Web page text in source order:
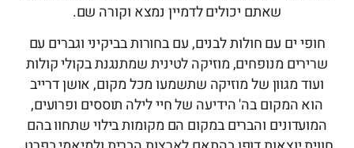
שאתם יכולים לדמיין נמצא וקורה שם.
חופי ים עם חולות לבנים, עם בחורות בביקיני וגברים עם
שרירים מנופחים, מוזיקה לטינית שמתנגנת בקולי קולות
ועוד מגוון של מוזיקה שתשמעו מכל מקום, אושן דרייב
הוא המקום בה' הידיעה של חיי לילה תוססים ופרועים,
המועדונים והברים במקום הם מקומות בילוי שתחוו בהם